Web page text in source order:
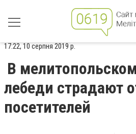
17:22, 10 серпня 2019 р.
В
лебеди страдают
посетителей